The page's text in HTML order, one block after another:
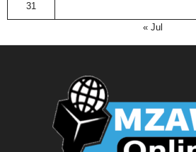
31
« Jul